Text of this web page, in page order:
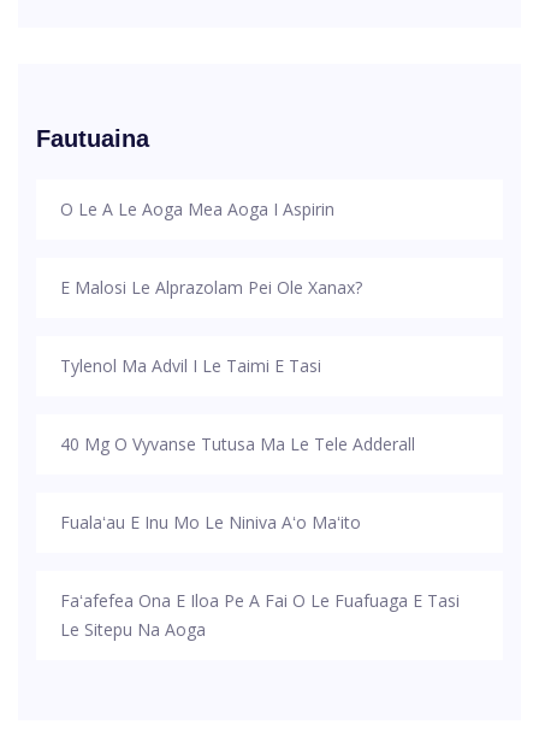
Fautuaina
O Le A Le Aoga Mea Aoga I Aspirin
E Malosi Le Alprazolam Pei Ole Xanax?
Tylenol Ma Advil I Le Taimi E Tasi
40 Mg O Vyvanse Tutusa Ma Le Tele Adderall
Fualaʻau E Inu Mo Le Niniva Aʻo Maʻito
Faʻafefea Ona E Iloa Pe A Fai O Le Fuafuaga E Tasi
Le Sitepu Na Aoga